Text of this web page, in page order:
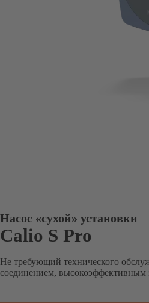
Насос «сухой» установки
Calio S Pro
Не требующий технического
соединением, высокоэффективным